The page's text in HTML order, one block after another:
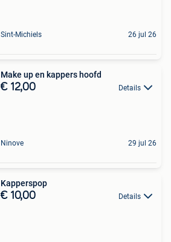
Sint-Michiels 26 jul 26
Make up en kappers hoofd
€ 12,00 Details
Ninove 29 jul 26
Kapperspop
€ 10,00 Details